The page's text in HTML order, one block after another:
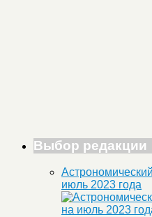
Выбор редакции
июль 2023 года